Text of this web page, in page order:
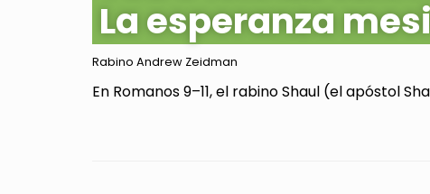
La esperanza
Rabino Andrew Zeidman
En Romanos 9–11, el rabino Shaul (el apóstol